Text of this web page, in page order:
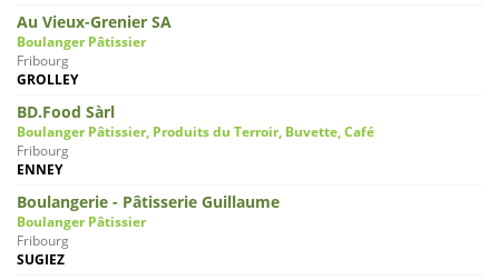
Au Vieux-Grenier SA
Boulanger Pâtissier
Fribourg
GROLLEY
BD.Food Sàrl
Boulanger Pâtissier, Produits du Terroir, Buvette, Café
Fribourg
ENNEY
Boulangerie - Pâtisserie Guillaume
Boulanger Pâtissier
Fribourg
SUGIEZ